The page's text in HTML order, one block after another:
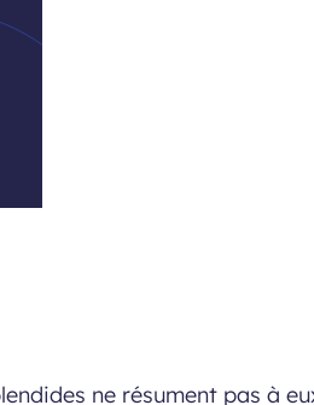
ne résument pas à